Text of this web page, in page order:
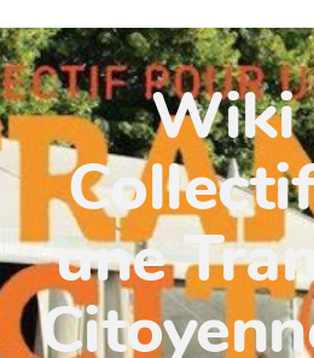
Wiki
une